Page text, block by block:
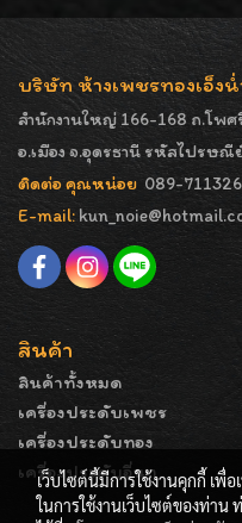
บริษัท ห้างเพชรทองเอ็งน่
สำนักงานใหญ่ 166-168 ถ.โพ
อ.เมือง จ.อุดรธานี รหัสไปรษ
ติดต่อ คุณหน่อย 089-
E-mail:
สินค้า
สินค้าทั้งหมด
เครื่องประดับเพชร
เครื่องประดับทอง
เครื่องประดับอื่นๆ
เว็บไซต์นี้มีการใช้งานคุกกี้ เ
ในการใช้งานเว็บไซต์ของท่าน